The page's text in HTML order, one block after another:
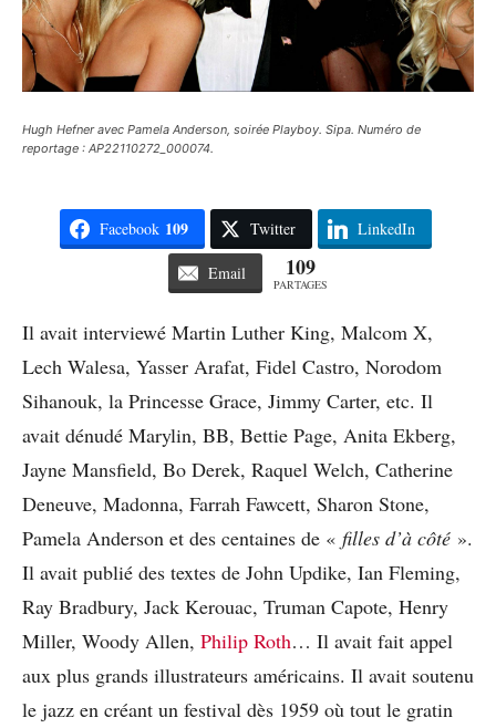
Hugh Hefner avec Pamela Anderson, soirée Playboy. Sipa. Numéro de
reportage : AP22110272_000074.
Facebook 109 Twitter LinkedIn
Email 109
PARTAGES
Il avait interviewé Martin Luther King, Malcom X,
Lech Walesa, Yasser Arafat, Fidel Castro, Norodom
Sihanouk, la Princesse Grace, Jimmy Carter, etc. Il
avait dénudé Marylin, BB, Bettie Page, Anita Ekberg,
Jayne Mansfield, Bo Derek, Raquel Welch, Catherine
Deneuve, Madonna, Farrah Fawcett, Sharon Stone,
Pamela Anderson et des centaines de « filles d’à côté ».
Il avait publié des textes de John Updike, Ian Fleming,
Ray Bradbury, Jack Kerouac, Truman Capote, Henry
Miller, Woody Allen, Philip Roth… Il avait fait appel
aux plus grands illustrateurs américains. Il avait soutenu
le jazz en créant un festival dès 1959 où tout le gratin